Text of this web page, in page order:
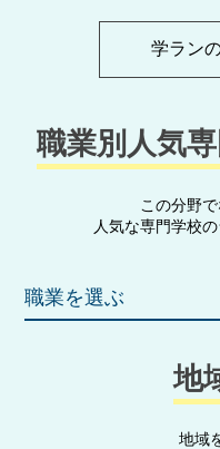
学ラン
職業別人気
この分野
人気な専門学校
職業を選ぶ
地
地域